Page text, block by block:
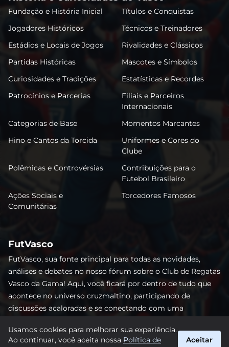
Fundação e História Inicial
Títulos e Conquistas
Jogadores Históricos
Técnicos e Treinadores
Estádios e Locais de Jogos
Rivalidades e Clássicos
Partidas Históricas
Mascotes e Símbolos
Curiosidades e Tradições
Estatísticas e Recordes
Patrocínios e Parcerias
Filiais e Parceiros
Internacionais
Categorias de Base
Momentos Marcantes
Hino e Cantos da Torcida
Uniformes e Cores do
Clube
Polêmicas e Controvérsias
Contribuições para o
Futebol Brasileiro
Ações Sociais e
Comunitárias
Torcedores Famosos
FutVasco
FutVasco, sua fonte principal para todas as novidades,
análises e debates no nosso fórum sobre o Club de Regatas
Vasco da Gama! Aqui, você ficará por dentro de tudo que
acontece no universo cruzmaltino, participando de
discussões acaloradas e se conectando com uma
nenhum lance e acompanhe de perto o caminho do Vasco
rumo às vitórias! #Vasco #FutVasco
Usamos cookies para melhorar sua experiência.
Ao continuar, você aceita nossa Política de
Aceitar